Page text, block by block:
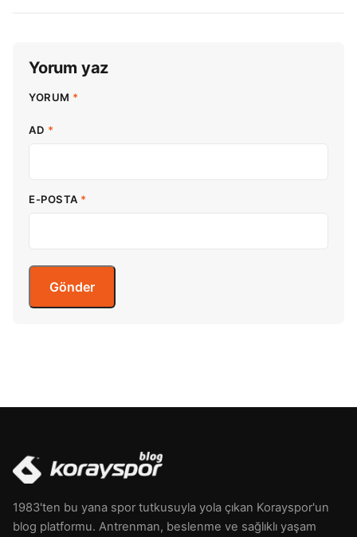
Yorum yaz
YORUM *
AD *
E-POSTA *
1983'ten bu yana spor tutkusuyla yola çıkan Korayspor'un
blog platformu. Antrenman, beslenme ve sağlıklı yaşam